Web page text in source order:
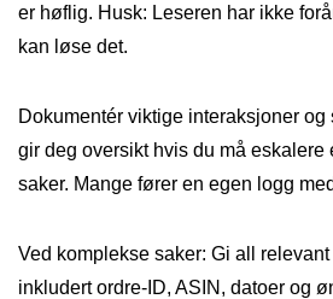
er høflig. Husk: Leseren har ikke
kan løse det.
Dokumentér viktige interaksjoner og
gir deg oversikt hvis du må
saker. Mange fører en egen logg
Ved komplekse saker: Gi all
inkludert ordre-ID, ASIN, datoer og